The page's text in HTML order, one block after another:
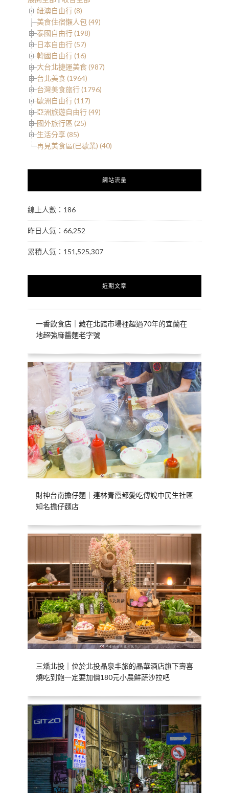
紐澳自由行 (8)
美食住宿懶人包 (49)
泰國自由行 (198)
日本自由行 (57)
韓國自由行 (16)
大台北捷運美食 (987)
台北美食 (1964)
台灣美食旅行 (1796)
歐洲自由行 (117)
亞洲旅遊自由行 (49)
國外旅行區 (25)
生活分享 (85)
再見美食區(已歇業) (40)
網站流量
線上人數：186
昨日人氣：66,252
累積人氣：151,525,307
近期文章
一香飲食店｜藏在北館市場裡超過70年的宜蘭在
地超強麻醬麵老字號
財神台南擔仔麵｜連林青霞都愛吃傳說中民生社區
知名擔仔麵店
三燔北投｜位於北投晶泉丰旅的晶華酒店旗下壽喜
燒吃到飽一定要加價180元小農鮮蔬沙拉吧